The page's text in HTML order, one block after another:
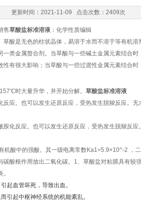
更新时间：2021-11-09 点击次数：2409次
售草酸盐标准溶液 ：化学性质编辑
酸是无色的柱状晶体，易溶于水而不溶于等有机溶
类金属螯合剂。当草酸与一些碱土金属元素结合
有很大影响；当草酸与一些过渡性金属元素结合
时大量升华，并开始分解。 草酸盐标准溶液
应。也可以发生还原反应，受热发生脱羧反应。
化反应。也可以发生还原反应，受热发生脱羧反
机酸中的强酸。其一级电离常数Ka1=5.9×10^-2 ，
酸根作用放出二氧化碳。1、草酸盐对粘膜具有较
起血管坏死，导致出血。
引起中枢神经系统的机能紊乱。